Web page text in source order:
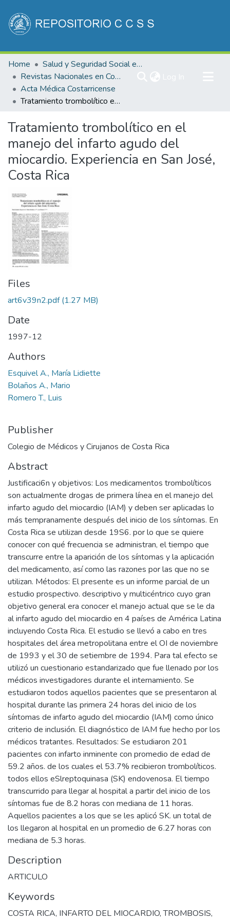
Communities & Collections
All of DSpace
Statistics
Home
Salud y Seguridad Social en Costa Rica
Revistas Nacionales en Costa Rica
Acta Médica Costarricense
Tratamiento trombolítico en el manejo del infarto agudo del miocardio. Experiencia en San José, Costa Rica
Tratamiento trombolítico en el
manejo del infarto agudo del
miocardio. Experiencia en San José,
Costa Rica
Files
art6v39n2.pdf(1.27 MB)
Date
1997-12
Authors
Esquivel A., María Lidiette
Bolaños A., Mario
Romero T., Luis
Publisher
Colegio de Médicos y Cirujanos de Costa Rica
Abstract
Justificaci6n y objetivos: Los medicamentos trombolíticos
son actualmente drogas de primera línea en el manejo del
infarto agudo del miocardio (IAM) y deben ser aplicadas lo
más tempranamente después del inicio de los síntomas. En
Costa Rica se utilizan desde 19S6. por lo que se quiere
conocer con qué frecuencia se administran, el tiempo que
transcurre entre la aparición de los síntomas y la aplicación
del medicamento, así como las razones por las que no se
utilizan. Métodos: El presente es un informe parcial de un
estudio prospectivo. descriptivo y multicéntrico cuyo gran
objetivo general era conocer el manejo actual que se le da
al infarto agudo del miocardio en 4 países de América Latina
incluyendo Costa Rica. El estudio se llevó a cabo en tres
hospitales del área metropolitana entre el OI de noviembre
de 1993 y el 30 de setiembre de 1994. Para tal efecto se
utilizó un cuestionario estandarizado que fue llenado por los
médicos investigadores durante el internamiento. Se
estudiaron todos aquellos pacientes que se presentaron al
hospital durante las primera 24 horas del inicio de los
síntomas de infarto agudo del miocardio (IAM) como único
criterio de inclusión. El diagnóstico de IAM fue hecho por los
médicos tratantes. Resultados: Se estudiaron 201
pacientes con infarto inminente con promedio de edad de
59.2 años. de los cuales el 53.7% recibieron trombolíticos.
todos ellos eSlreptoquinasa (SK) endovenosa. El tiempo
transcurrido para llegar al hospital a partir del inicio de los
síntomas fue de 8.2 horas con mediana de 11 horas.
Aquellos pacientes a los que se les aplicó SK. un total de
los llegaron al hospital en un promedio de 6.27 horas con
mediana de 5.3 horas.
Description
ARTICULO
Keywords
COSTA RICA, INFARTO DEL MIOCARDIO,TROMBOSIS,